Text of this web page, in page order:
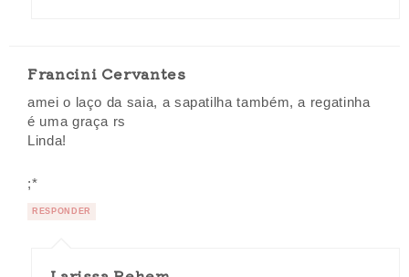
Francini Cervantes
amei o laço da saia, a sapatilha também, a regatinha
é uma graça rs
Linda!
;*
RESPONDER